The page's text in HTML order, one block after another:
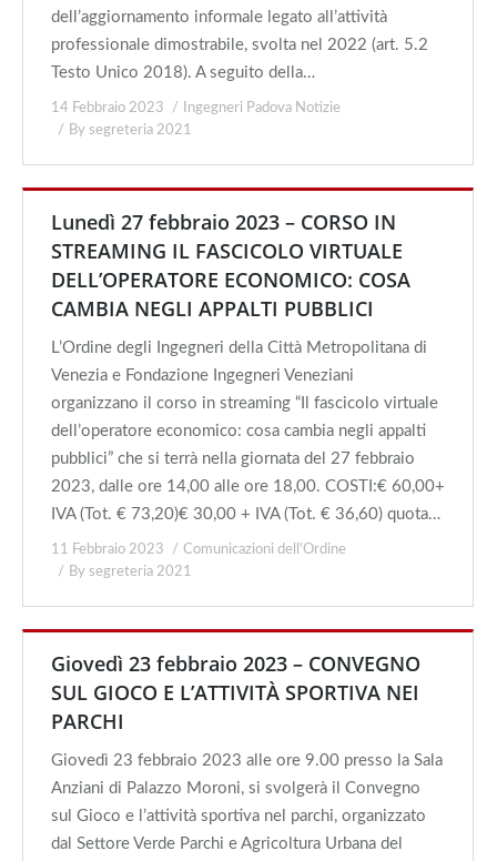
dell’aggiornamento informale legato all’attività
professionale dimostrabile, svolta nel 2022 (art. 5.2
Testo Unico 2018). A seguito della…
14 Febbraio 2023
Ingegneri Padova Notizie
By segreteria 2021
Lunedì 27 febbraio 2023 – CORSO IN
STREAMING IL FASCICOLO VIRTUALE
DELL’OPERATORE ECONOMICO: COSA
CAMBIA NEGLI APPALTI PUBBLICI
L’Ordine degli Ingegneri della Città Metropolitana di
Venezia e Fondazione Ingegneri Veneziani
organizzano il corso in streaming “Il fascicolo virtuale
dell’operatore economico: cosa cambia negli appalti
pubblici” che si terrà nella giornata del 27 febbraio
2023, dalle ore 14,00 alle ore 18,00. COSTI:€ 60,00+
IVA (Tot. € 73,20)€ 30,00 + IVA (Tot. € 36,60) quota…
11 Febbraio 2023
Comunicazioni dell'Ordine
By segreteria 2021
Giovedì 23 febbraio 2023 – CONVEGNO
SUL GIOCO E L’ATTIVITÀ SPORTIVA NEI
PARCHI
Giovedì 23 febbraio 2023 alle ore 9.00 presso la Sala
Anziani di Palazzo Moroni, si svolgerà il Convegno
sul Gioco e l’attività sportiva nel parchi, organizzato
dal Settore Verde Parchi e Agricoltura Urbana del